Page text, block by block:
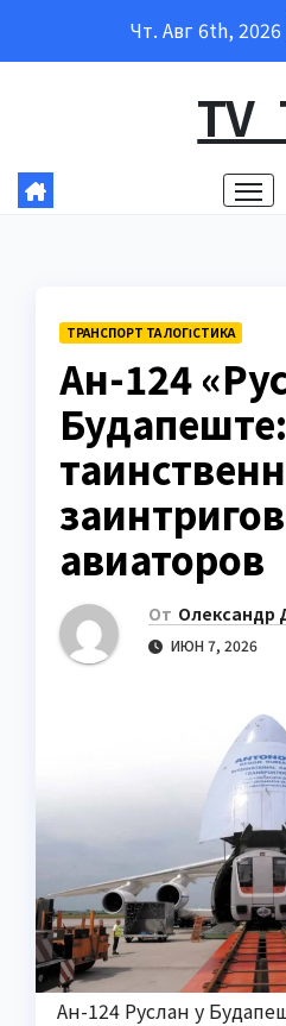
Чт. Авг 6th, 2026
ТРАНСПОРТ ТА ЛОГІСТИКА
Ан-124
Будапеште:
авиаторов
От Олександр
ИЮН 7, 2026
Ан-124 Руслан у